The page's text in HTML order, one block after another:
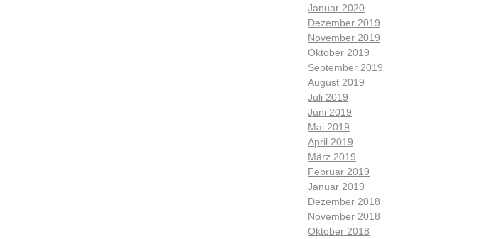
Januar 2020
Dezember 2019
November 2019
Oktober 2019
September 2019
August 2019
Juli 2019
Juni 2019
Mai 2019
April 2019
März 2019
Februar 2019
Januar 2019
Dezember 2018
November 2018
Oktober 2018